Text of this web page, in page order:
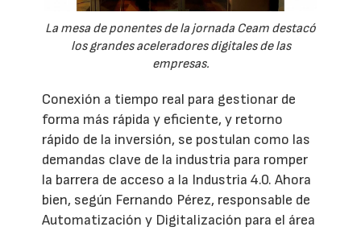
La mesa de ponentes de la jornada Ceam destacó
los grandes aceleradores digitales de las
empresas.
Conexión a tiempo real para gestionar de
forma más rápida y eficiente, y retorno
rápido de la inversión, se postulan como las
demandas clave de la industria para romper
la barrera de acceso a la Industria 4.0. Ahora
bien, según Fernando Pérez, responsable de
Automatización y Digitalización para el área